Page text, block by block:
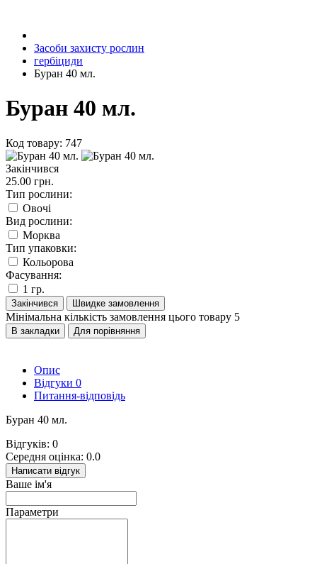
Засоби захисту рослин
гербіциди
Буран 40 мл.
Буран 40 мл.
Код товару: 747
Закінчився
25.00 грн.
Тип рослини:
Овочі
Вид рослини:
Морква
Тип упаковки:
Кольорова
Фасування:
1 гр.
Закінчився Швидке замовлення
Мінімальна кількість замовлення цього товару 5
В закладки Для порівняння
Опис
Відгуки 0
Питання-відповідь
Буран 40 мл.
Відгуків: 0
Середня оцінка: 0.0
Написати відгук
Ваше ім'я
Параметри